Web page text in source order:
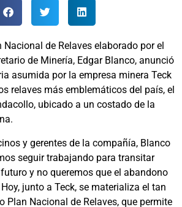
Nacional de Relaves elaborado por el
de Minería, Edgar Blanco, anunció
asumida por la empresa minera Teck
relaves más emblemáticos del país, el
ubicado a un costado de la
y gerentes de la compañía, Blanco
seguir trabajando para transitar
y no queremos que el abandono
junto a Teck, se materializa el tan
Plan Nacional de Relaves, que permite